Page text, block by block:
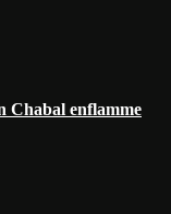
Chabal enflamme